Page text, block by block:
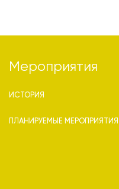
Мероприятия
ИСТОРИЯ
ПЛАНИРУЕМЫЕ МЕРОПРИЯТИЯ